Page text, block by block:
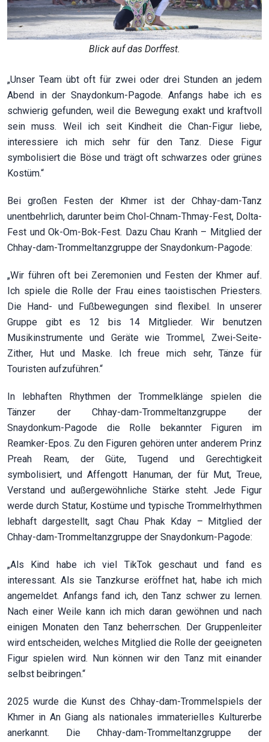
Blick auf das Dorffest.
„Unser Team übt oft für zwei oder drei Stunden an jedem
Abend in der Snaydonkum-Pagode. Anfangs habe ich es
schwierig gefunden, weil die Bewegung exakt und kraftvoll
sein muss. Weil ich seit Kindheit die Chan-Figur liebe,
interessiere ich mich sehr für den Tanz. Diese Figur
symbolisiert die Böse und trägt oft schwarzes oder grünes
Kostüm.“
Bei großen Festen der Khmer ist der Chhay-dam-Tanz
unentbehrlich, darunter beim Chol-Chnam-Thmay-Fest, Dolta-
Fest und Ok-Om-Bok-Fest. Dazu Chau Kranh – Mitglied der
Chhay-dam-Trommeltanzgruppe der Snaydonkum-Pagode:
„Wir führen oft bei Zeremonien und Festen der Khmer auf.
Ich spiele die Rolle der Frau eines taoistischen Priesters.
Die Hand- und Fußbewegungen sind flexibel. In unserer
Gruppe gibt es 12 bis 14 Mitglieder. Wir benutzen
Musikinstrumente und Geräte wie Trommel, Zwei-Seite-
Zither, Hut und Maske. Ich freue mich sehr, Tänze für
Touristen aufzuführen.“
In lebhaften Rhythmen der Trommelklänge spielen die
Tänzer der Chhay-dam-Trommeltanzgruppe der
Snaydonkum-Pagode die Rolle bekannter Figuren im
Reamker-Epos. Zu den Figuren gehören unter anderem Prinz
Preah Ream, der Güte, Tugend und Gerechtigkeit
symbolisiert, und Affengott Hanuman, der für Mut, Treue,
Verstand und außergewöhnliche Stärke steht. Jede Figur
werde durch Statur, Kostüme und typische Trommelrhythmen
lebhaft dargestellt, sagt Chau Phak Kday – Mitglied der
Chhay-dam-Trommeltanzgruppe der Snaydonkum-Pagode:
„Als Kind habe ich viel TikTok geschaut und fand es
interessant. Als sie Tanzkurse eröffnet hat, habe ich mich
angemeldet. Anfangs fand ich, den Tanz schwer zu lernen.
Nach einer Weile kann ich mich daran gewöhnen und nach
einigen Monaten den Tanz beherrschen. Der Gruppenleiter
wird entscheiden, welches Mitglied die Rolle der geeigneten
Figur spielen wird. Nun können wir den Tanz mit einander
selbst beibringen.“
2025 wurde die Kunst des Chhay-dam-Trommelspiels der
Khmer in An Giang als nationales immaterielles Kulturerbe
anerkannt. Die Chhay-dam-Trommeltanzgruppe der